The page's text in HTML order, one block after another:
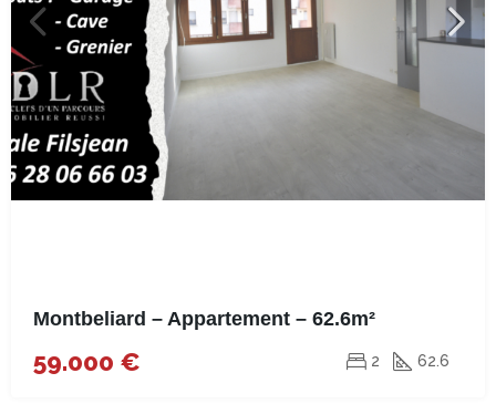
Montbeliard – Appartement – 62.6m²
59.000 € 2 62.6